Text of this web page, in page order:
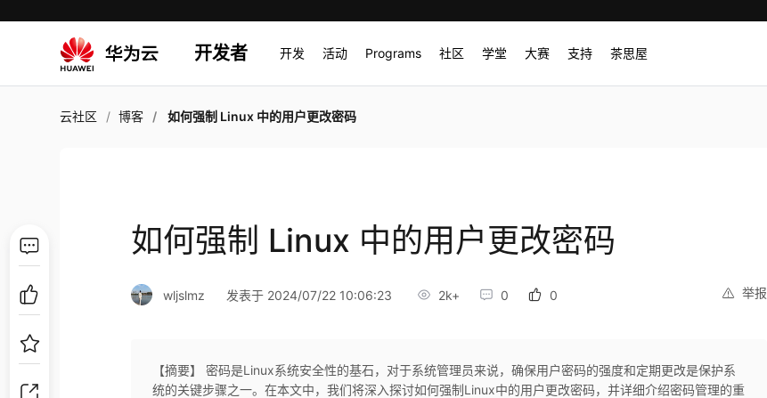
开发者 开发 活动 Programs 社区 学堂 大赛 支持 茶思屋
云社区 博客 如何强制 Linux 中的用户更改密码
如何强制 Linux 中的用户更改密码
举报
wljslmz 发表于 2024/07/22 10:06:23 2k+ 0 0
【摘要】 密码是Linux系统安全性的基石，对于系统管理员来说，确保用户密码的强度和定期更改是保护系
统的关键步骤之一。在本文中，我们将深入探讨如何强制Linux中的用户更改密码，并详细介绍密码管理的重